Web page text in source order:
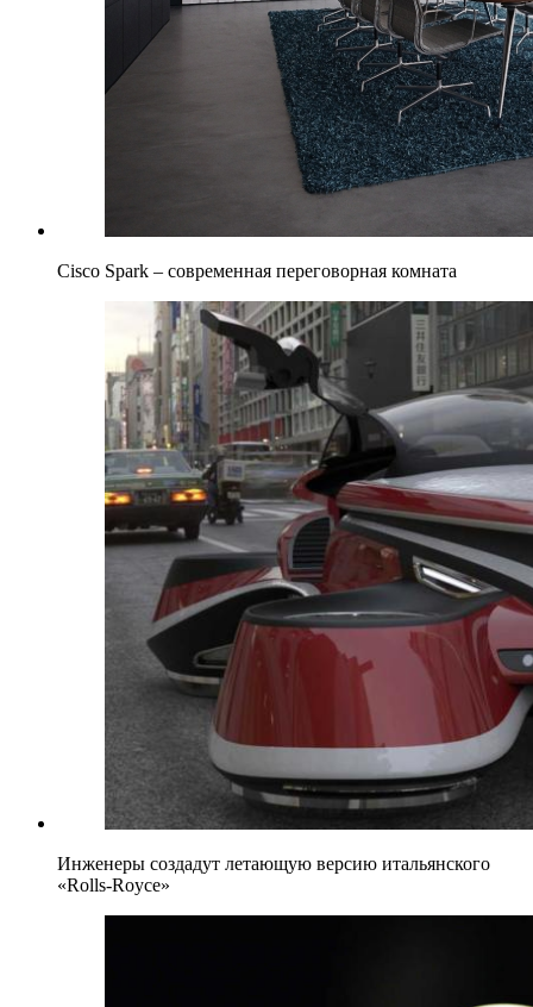
Cisco Spark – современная переговорная комната
Инженеры создадут летающую версию итальянского
«Rolls-Royce»